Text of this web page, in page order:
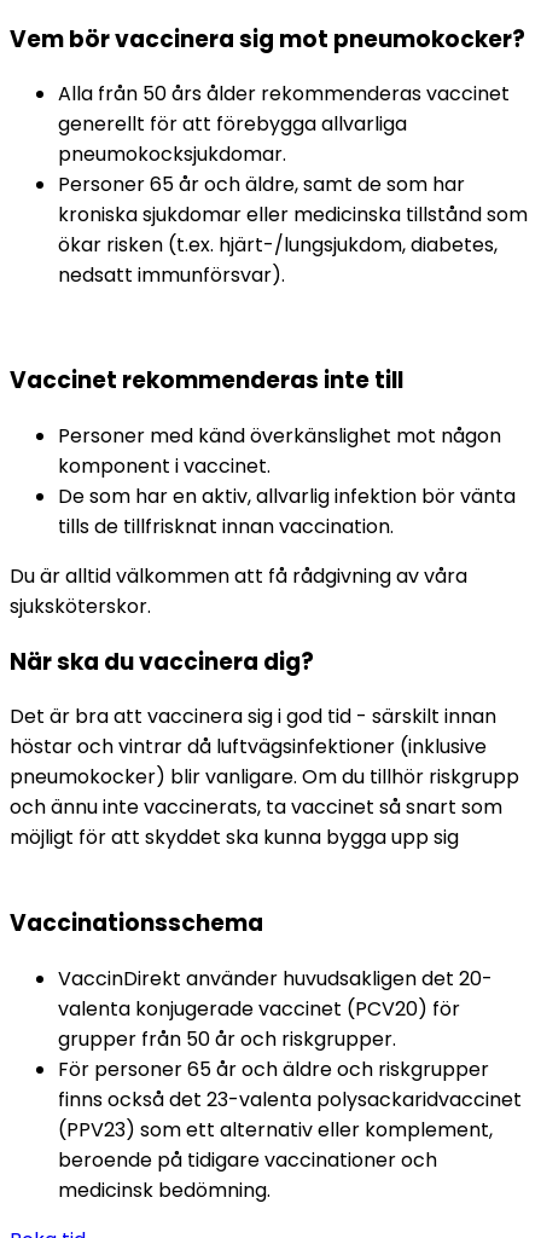
Vem bör vaccinera sig mot pneumokocker?
Alla från 50 års ålder rekommenderas vaccinet
generellt för att förebygga allvarliga
pneumokocksjukdomar.
Personer 65 år och äldre, samt de som har
kroniska sjukdomar eller medicinska tillstånd som
ökar risken (t.ex. hjärt-/lungsjukdom, diabetes,
nedsatt immunförsvar).
Vaccinet rekommenderas inte till
Personer med känd överkänslighet mot någon
komponent i vaccinet.
De som har en aktiv, allvarlig infektion bör vänta
tills de tillfrisknat innan vaccination.
Du är alltid välkommen att få rådgivning av våra
sjuksköterskor.
När ska du vaccinera dig?
Det är bra att vaccinera sig i god tid - särskilt innan
höstar och vintrar då luftvägsinfektioner (inklusive
pneumokocker) blir vanligare. Om du tillhör riskgrupp
och ännu inte vaccinerats, ta vaccinet så snart som
möjligt för att skyddet ska kunna bygga upp sig
Vaccinationsschema
VaccinDirekt använder huvudsakligen det 20-
valenta konjugerade vaccinet (PCV20) för
grupper från 50 år och riskgrupper.
För personer 65 år och äldre och riskgrupper
finns också det 23-valenta polysackaridvaccinet
(PPV23) som ett alternativ eller komplement,
beroende på tidigare vaccinationer och
medicinsk bedömning.